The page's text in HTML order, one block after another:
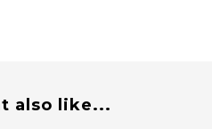
also like...